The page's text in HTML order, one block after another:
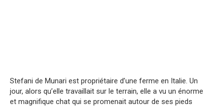
Stefani de Munari est propriétaire d’une ferme en Italie. Un
jour, alors qu’elle travaillait sur le terrain, elle a vu un énorme
et magnifique chat qui se promenait autour de ses pieds